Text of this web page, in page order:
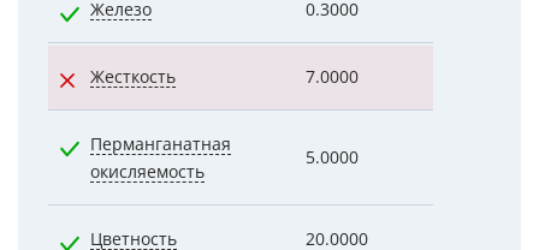
Железо 0.3000
Жесткость 7.0000
Перманганатная
окисляемость
5.0000
Цветность 20.0000